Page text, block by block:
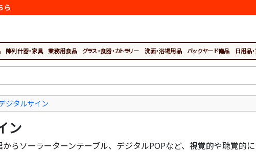
ら
陳列什器・家具 業務用食品 グラス・食器・カトラリー 洗面・浴場用品 バックヤード備品 日用品
ジタルサイン
ン
らソーラーターンテーブル、デジタルPOPなど、視覚的や聴覚的